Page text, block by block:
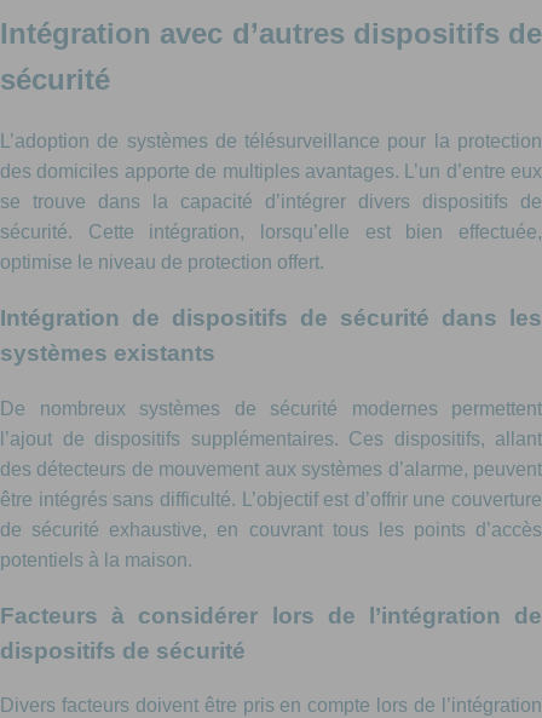
Intégration avec d’autres dispositifs de
sécurité
L’adoption de systèmes de télésurveillance pour la protection
des domiciles apporte de multiples avantages. L’un d’entre eux
se trouve dans la capacité d’intégrer divers dispositifs de
sécurité. Cette intégration, lorsqu’elle est bien effectuée,
optimise le niveau de protection offert.
Intégration de dispositifs de sécurité dans les
systèmes existants
De nombreux systèmes de sécurité modernes permettent
l’ajout de dispositifs supplémentaires. Ces dispositifs, allant
des détecteurs de mouvement aux systèmes d’alarme, peuvent
être intégrés sans difficulté. L’objectif est d’offrir une couverture
de sécurité exhaustive, en couvrant tous les points d’accès
potentiels à la maison.
Facteurs à considérer lors de l’intégration de
dispositifs de sécurité
Divers facteurs doivent être pris en compte lors de l’intégration